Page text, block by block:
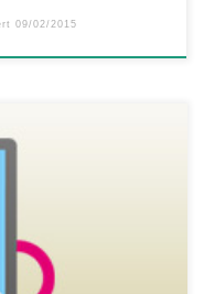
09/02/2015
Begleitern jederzeit mit
Ihnen beim
bleibt Ihr Handy,
Handy-Hilfe: Alle
einen Klick entfernt. –